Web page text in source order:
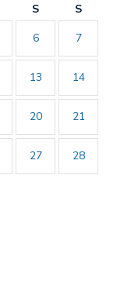
S
S
6 7
13 14
20 21
27 28